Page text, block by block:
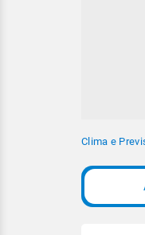
Clima e